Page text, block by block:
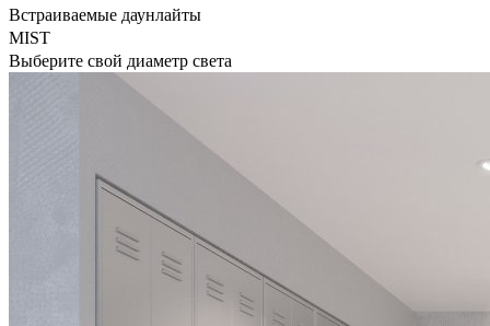
Встраиваемые даунлайты
MIST
Выберите свой диаметр света